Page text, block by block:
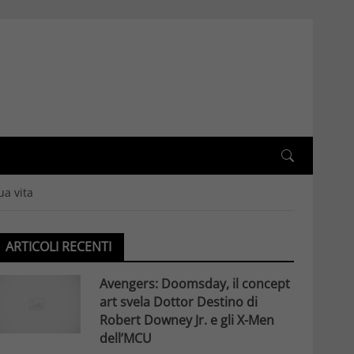
vita
ARTICOLI RECENTI
Avengers: Doomsday, il concept
art svela Dottor Destino di
Robert Downey Jr. e gli X-Men
dell’MCU